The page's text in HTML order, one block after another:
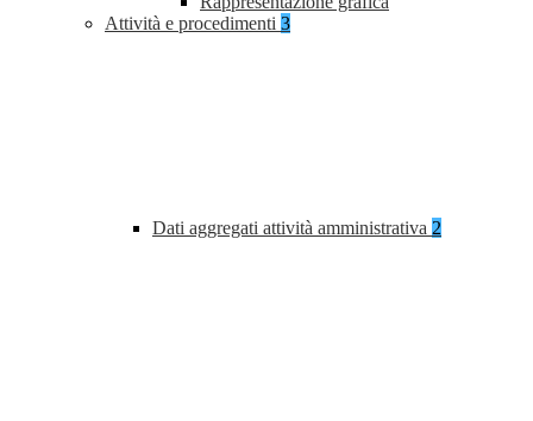
Attività e procedimenti 3
Dati aggregati attività amministrativa 2